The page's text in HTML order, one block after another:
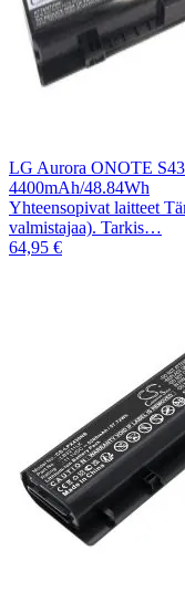
LG Aurora ONOTE
4400mAh/48.84Wh
Yhteensopivat laitteet
valmistajaa). Tarkis…
64,95 €